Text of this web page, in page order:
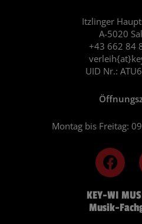
KEY-WI
Musik-
F
a
c
e
b
Itzlinger
A-5020
+43 662 84
UID Nr.:
Montag bis Freitag: